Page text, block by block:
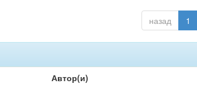
назад 1
Автор(и)